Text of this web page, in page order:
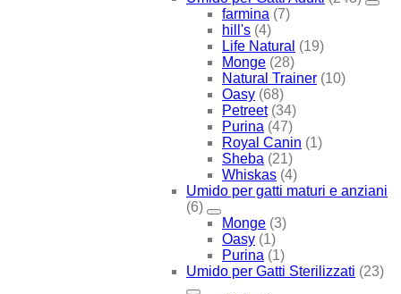
farmina (7)
hill's (4)
Life Natural (19)
Monge (28)
Natural Trainer (10)
Oasy (68)
Petreet (34)
Purina (47)
Royal Canin (1)
Sheba (21)
Whiskas (4)
Umido per gatti maturi e anziani
(6)
Monge (3)
Oasy (1)
Purina (1)
Umido per Gatti Sterilizzati (23)